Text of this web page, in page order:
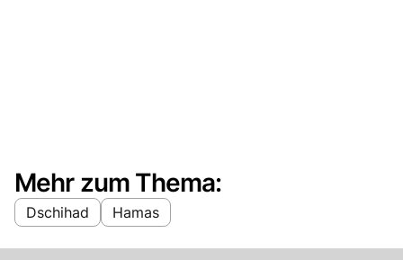
Mehr zum Thema:
Dschihad Hamas